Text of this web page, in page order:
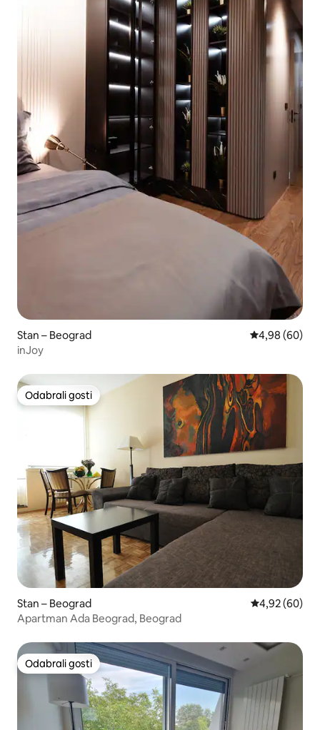
Stan – Beograd Prosječna
4,98 (60)
inJoy
Odabrali gosti
Odabrali gosti
Stan – Beograd Prosječna
4,92 (60)
Apartman Ada Beograd, Beograd
Odabrali gosti
Odabrali gosti